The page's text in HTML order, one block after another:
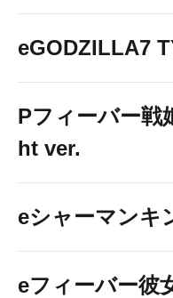
eGODZILLA7
Pフィーバー戦
ht ver.
eシャーマンキ
eフィーバー彼